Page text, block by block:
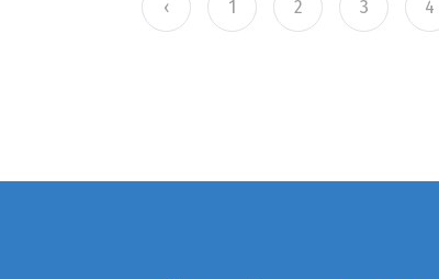
‹ 1 2 3 4